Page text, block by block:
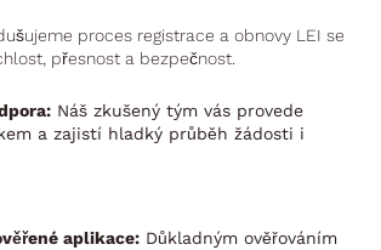
proces registrace a obnovy LEI se
přesnost a bezpečnost.
Náš zkušený tým vás provede
a zajistí hladký průběh žádosti i
aplikace: Důkladným ověřováním